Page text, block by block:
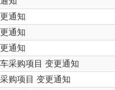
通知
通知
通知
采购项目 变更通知
购项目 变更通知